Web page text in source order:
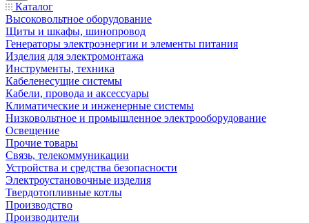
Каталог
Высоковольтное оборудование
Щиты и шкафы, шинопровод
Генераторы электроэнергии и элементы питания
Изделия для электромонтажа
Инструменты, техника
Кабеленесущие системы
Кабели, провода и аксессуары
Климатические и инженерные системы
Низковольтное и промышленное электрооборудование
Освещение
Прочие товары
Связь, телекоммуникации
Устройства и средства безопасности
Электроустановочные изделия
Твердотопливные котлы
Производство
Производители